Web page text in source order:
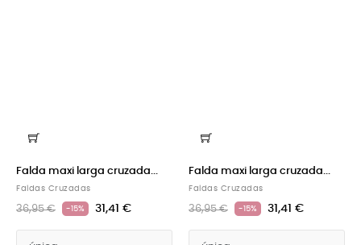
Falda maxi larga cruzada...
Faldas Cruzadas
36,95 € -15% 31,41 €
Falda maxi larga cruzada...
Faldas Cruzadas
36,95 € -15% 31,41 €